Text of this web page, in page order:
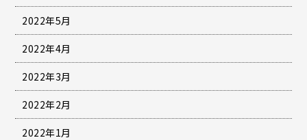
2022年5月
2022年4月
2022年3月
2022年2月
2022年1月